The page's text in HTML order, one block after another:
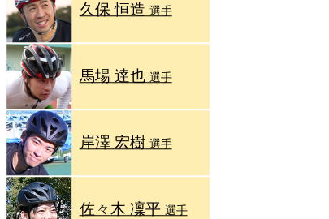
久保 恒造 選手
馬場 達也 選手
岸澤 宏樹 選手
佐々木 凜平 選手